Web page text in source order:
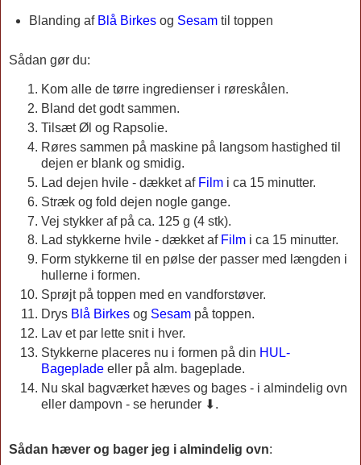
Blanding af Blå Birkesog Sesamtil toppen
Sådan gør du:
Kom alle de tørre ingredienser i røreskålen.
Bland det godt sammen.
Tilsæt Øl og Rapsolie.
Røres sammen på maskine på langsom hastighed til
dejen er blank og smidig.
Lad dejen hvile - dækket af Film i ca 15 minutter.
Stræk og fold dejen nogle gange.
Vej stykker af på ca. 125 g (4 stk).
Lad stykkerne hvile - dækket af Film i ca 15 minutter.
Form stykkerne til en pølse der passer med længden i
hullerne i formen.
Sprøjt på toppen med en vandforstøver.
Drys Blå Birkes og Sesam på toppen.
Lav et par lette snit i hver.
Stykkerne placeres nu i formen på din HUL-
Bageplade eller på alm. bageplade.
Nu skal bagværket hæves og bages - i almindelig ovn
eller dampovn - se herunder ⬇.
Sådan hæver og bager jeg i almindelig ovn: